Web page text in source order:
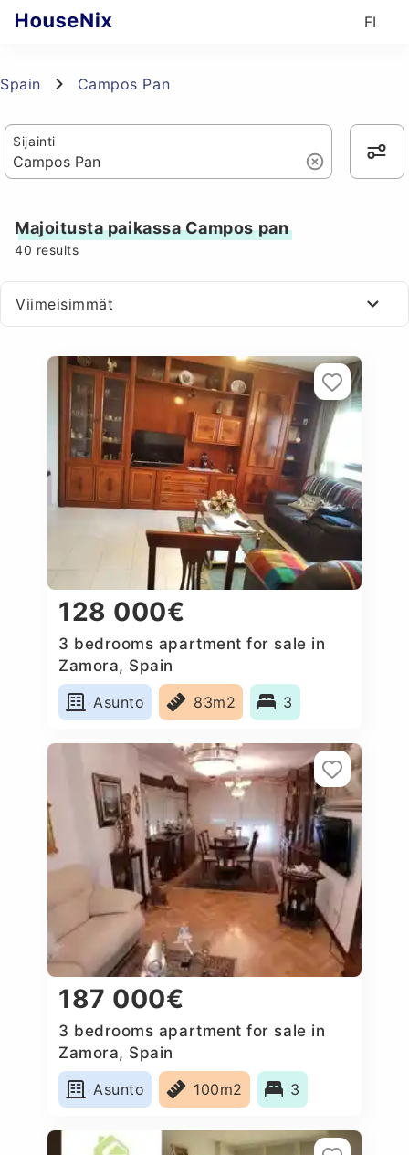
FI
Spain Campos Pan
Sijainti
Majoitusta paikassa Campos pan
40 results
Viimeisimmät
128 000€
3 bedrooms apartment for sale in
Zamora, Spain
Asunto
83m2 3
187 000€
3 bedrooms apartment for sale in
Zamora, Spain
Asunto
100m2 3